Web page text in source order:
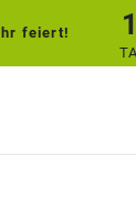
feiert!